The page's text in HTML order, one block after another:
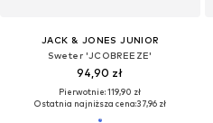
JACK & JONES JUNIOR
Sweter 'JCOBREEZE'
94,90 zł
Pierwotnie: 119,90 zł
Ostatnia najniższa cena:37,96 zł